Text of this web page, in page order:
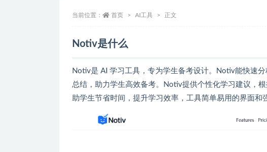
当前位置： 首页 AI工具 正文
Notiv是什么
Notiv是 AI 学习工具，专为学生备考设计。Notiv能快速
总结，助力学生高效备考。Notiv提供个性化学习建议，
助学生节省时间，提升学习效率，工具简单易用的界面和